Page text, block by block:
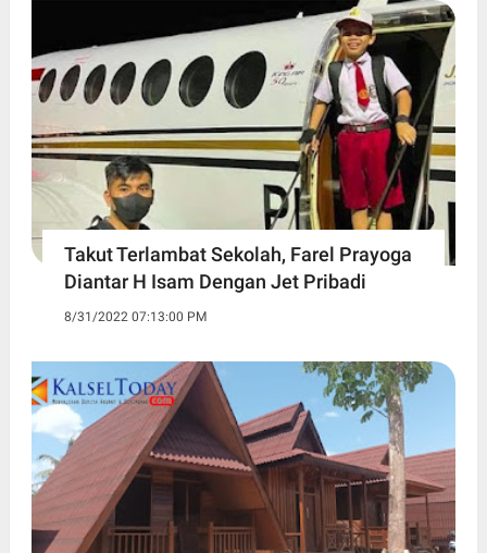
Takut Terlambat Sekolah, Farel Prayoga
Diantar H Isam Dengan Jet Pribadi
8/31/2022 07:13:00 PM